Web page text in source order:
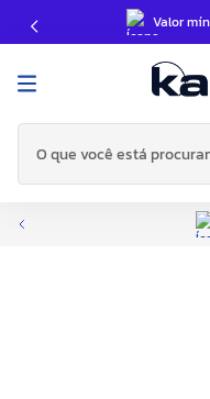
Valor
O que você está